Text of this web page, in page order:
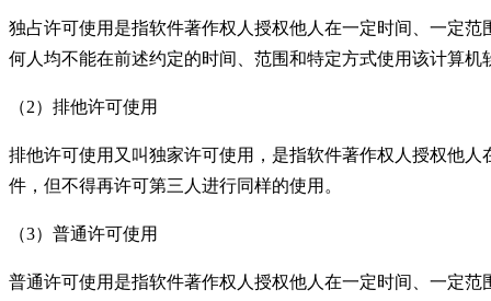
独占许可使用是指软件著作权人授权他人在一定时间、一定
何人均不能在前述约定的时间、范围和特定方式使用该计算机
（2）排他许可使用
排他许可使用又叫独家许可使用，是指软件著作权人授权他
件，但不得再许可第三人进行同样的使用。
（3）普通许可使用
普通许可使用是指软件著作权人授权他人在一定时间、一定